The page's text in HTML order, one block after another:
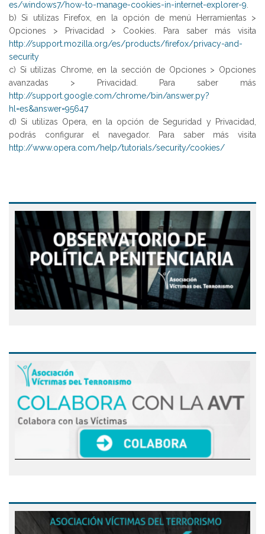
es/windows7/how-to-manage-cookies-in-internet-explorer-9
b) Si utilizas Firefox, en la opción de menú Herramientas >
Opciones > Privacidad > Cookies. Para saber más visita
http://support.mozilla.org/es/products/firefox/privacy-and-
security
c) Si utilizas Chrome, en la sección de Opciones > Opciones
avanzadas > Privacidad. Para saber más
http://support.google.com/chrome/bin/answer.py?
hl=es&answer=95647
d) Si utilizas Opera, en la opción de Seguridad y Privacidad,
podrás configurar el navegador. Para saber más visita
http://www.opera.com/help/tutorials/security/cookies/